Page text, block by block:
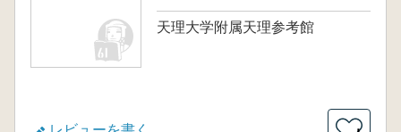
天理大学附属天理参考館